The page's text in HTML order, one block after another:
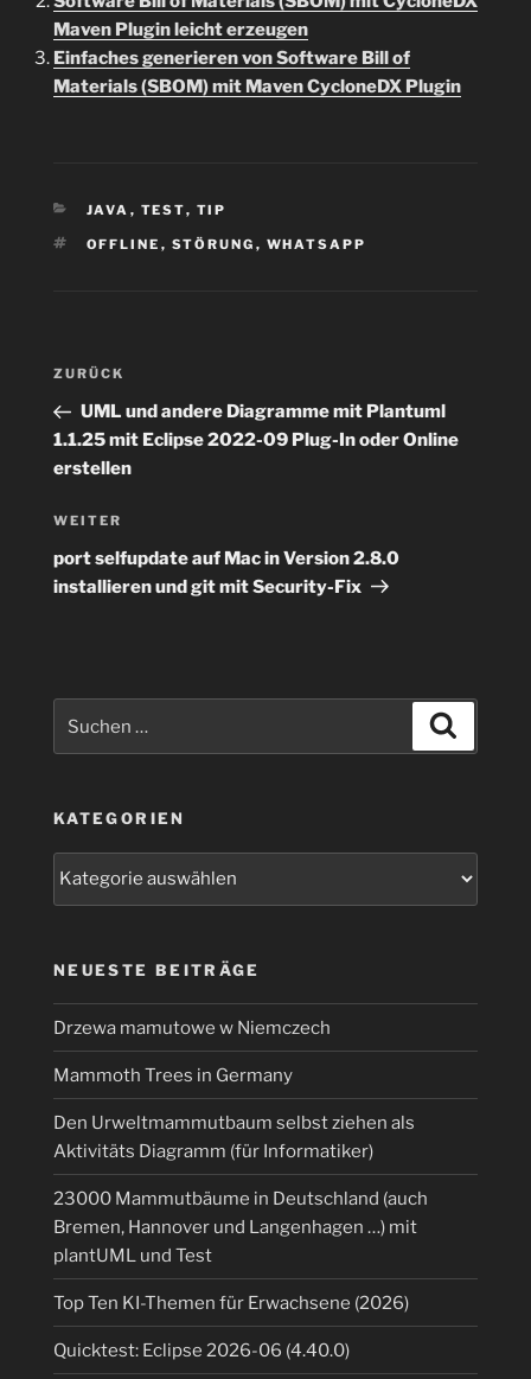
Maven Plugin leicht erzeugen
Einfaches generieren von Software Bill of
Materials (SBOM) mit Maven CycloneDX Plugin
KATEGORIEN
JAVA , TEST, TIP
SCHLAGWÖRTER
OFFLINE , STÖRUNG , WHATSAPP
Beitragsnavigation
Vorheriger
Beitrag
ZURÜCK
UML und andere Diagramme mit Plantuml
1.1.25 mit Eclipse 2022-09 Plug-In oder Online
erstellen
Nächster
Beitrag
WEITER
port selfupdate auf Mac in Version 2.8.0
installieren und git mit Security-Fix
KATEGORIEN
NEUESTE BEITRÄGE
Drzewa mamutowe w Niemczech
Mammoth Trees in Germany
Den Urweltmammutbaum selbst ziehen als
Aktivitäts Diagramm (für Informatiker)
23000 Mammutbäume in Deutschland (auch
Bremen, Hannover und Langenhagen …) mit
plantUML und Test
Top Ten KI-Themen für Erwachsene (2026)
Quicktest: Eclipse 2026-06 (4.40.0)